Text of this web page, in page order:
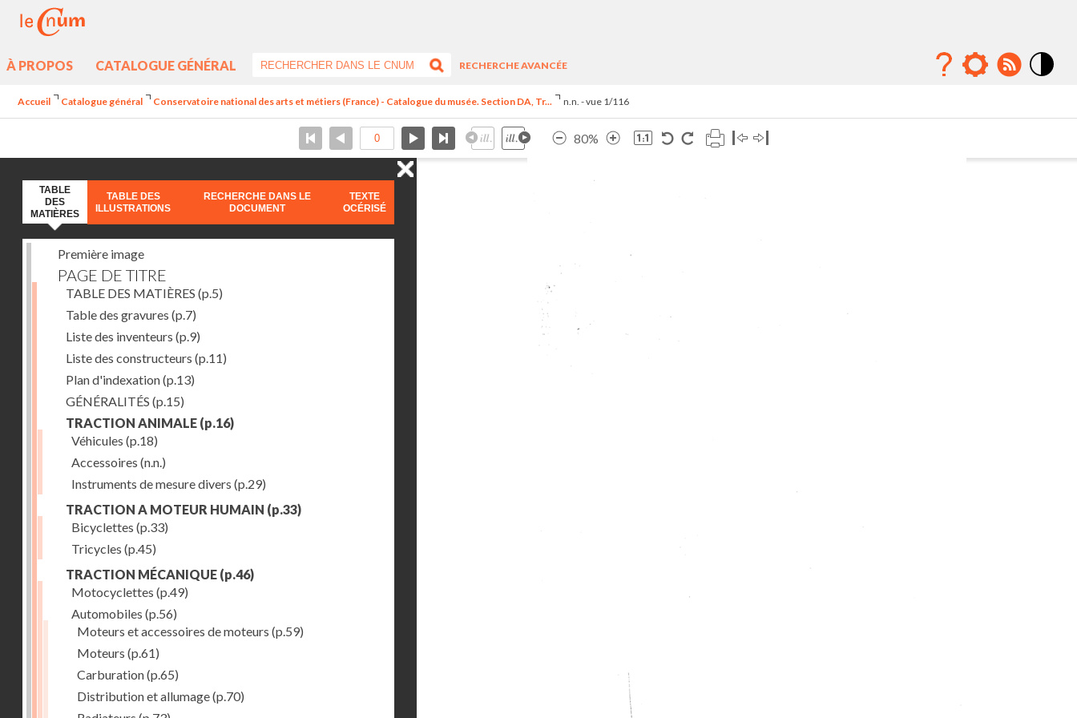
À PROPOS CATALOGUE GÉNÉRAL
RECHERCHE AVANCÉE
Accueil Catalogue général Conservatoire national des arts et métiers (France) - Catalogue du musée. Section DA, Tr... n.n. - vue 1/116
80%
TABLE
DES
MATIÈRES
TABLE DES
ILLUSTRATIONS
RECHERCHE DANS LE
DOCUMENT
TEXTE
OCÉRISÉ
Première image
PAGE DE TITRE
TABLE DES MATIÈRES (p.5)
Table des gravures (p.7)
Liste des inventeurs (p.9)
Liste des constructeurs (p.11)
Plan d'indexation(p.13)
GÉNÉRALITÉS (p.15)
TRACTION ANIMALE (p.16)
Véhicules (p.18)
Accessoires (n.n.)
Instruments de mesure divers (p.29)
TRACTION A MOTEUR HUMAIN (p.33)
Bicyclettes (p.33)
Tricycles (p.45)
TRACTION MÉCANIQUE (p.46)
Motocyclettes (p.49)
Automobiles (p.56)
Moteurs et accessoires de moteurs (p.59)
Moteurs (p.61)
Carburation(p.65)
Distribution et allumage(p.70)